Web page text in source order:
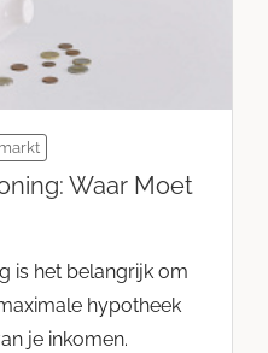
Waar Moet
is het belangrijk om
hypotheek
je inkomen.